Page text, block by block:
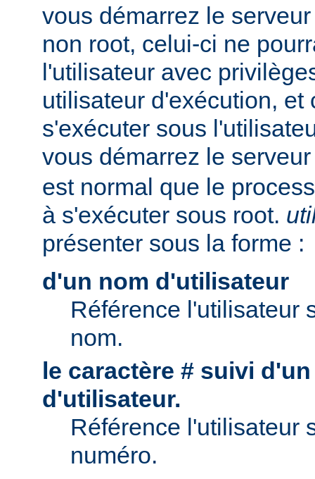
vous démarrez le
non root, celui-ci ne
l'utilisateur avec
utilisateur d'exécution, et
s'exécuter sous
vous démarrez le
est normal que le
à s'exécuter sous root.
présenter sous la forme :
d'un nom d'utilisateur
Référence l'utilisateur
nom.
le caractère # suivi
d'utilisateur.
Référence l'utilisateur
numéro.